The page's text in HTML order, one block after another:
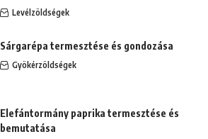
Levélzöldségek
Sárgarépa termesztése és gondozása
Gyökérzöldségek
Elefántormány paprika termesztése és
bemutatása